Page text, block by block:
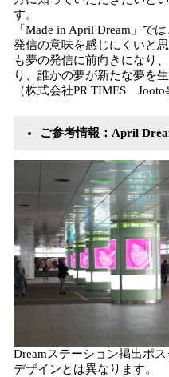
す。
「Made in April Dream」で
発信の意味を感じにくいと
も夢の発信に前向きになり
り、誰かの夢が新たな夢を
（株式会社PR TIMES
ご参考情報：April
Dreamステーション掲出ポ
デザインとは異なります。